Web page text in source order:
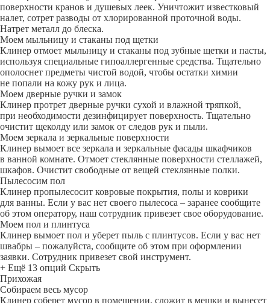
поверхности кранов и душевых леек. Уничтожит известковый
налет, сотрет разводы от хлорированной проточной воды.
Натрет металл до блеска.
Моем мыльницу и стаканы под щетки
Клинер отмоет мыльницу и стаканы под зубные щетки и пасты,
используя специальные гипоаллергенные средства. Тщательно
ополоснет предметы чистой водой, чтобы остатки химии
не попали на кожу рук и лица.
Моем дверные ручки и замок
Клинер протрет дверные ручки сухой и влажной тряпкой,
при необходимости дезинфицирует поверхность. Тщательно
очистит щеколду или замок от следов рук и пыли.
Моем зеркала и зеркальные поверхности
Клинер вымоет все зеркала и зеркальные фасады шкафчиков
в ванной комнате. Отмоет стеклянные поверхности стеллажей,
шкафов. Очистит свободные от вещей стеклянные полки.
Пылесосим пол
Клинер пропылесосит ковровые покрытия, полы и коврики
для ванны. Если у вас нет своего пылесоса – заранее сообщите
об этом оператору, наш сотрудник привезет свое оборудование.
Моем пол и плинтуса
Клинер вымоет пол и уберет пыль с плинтусов. Если у вас нет
швабры – пожалуйста, сообщите об этом при оформлении
заявки. Сотрудник привезет свой инструмент.
+ Ещё 13 опций Скрыть
Прихожая
Собираем весь мусор
Клинер соберет мусор в помещении, сложит в мешки и вынесет